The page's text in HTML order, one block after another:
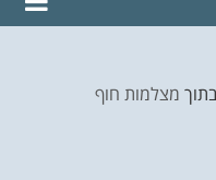
נשמח
מצלמות חוף